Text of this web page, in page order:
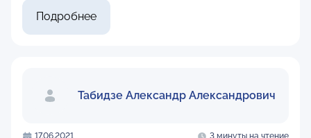
Подробнее
Табидзе Александр Александрович
17.06.2021 3 минуты на чтение